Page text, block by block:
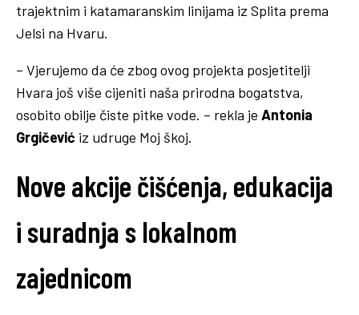
trajektnim i katamaranskim linijama iz Splita prema
Jelsi na Hvaru.
– Vjerujemo da će zbog ovog projekta posjetitelji
Hvara još više cijeniti naša prirodna bogatstva,
osobito obilje čiste pitke vode. – rekla je Antonia
Grgičević iz udruge Moj škoj.
Nove akcije čišćenja, edukacija
i suradnja s lokalnom
zajednicom